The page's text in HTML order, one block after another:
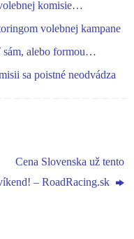
komisie…
volebnej kampane
sám, alebo formou…
sa poistné neodvádza
Cena Slovenska už tento
– RoadRacing.sk